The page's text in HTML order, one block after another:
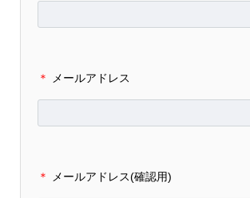
＊ メールアドレス
＊ メールアドレス(確認用)